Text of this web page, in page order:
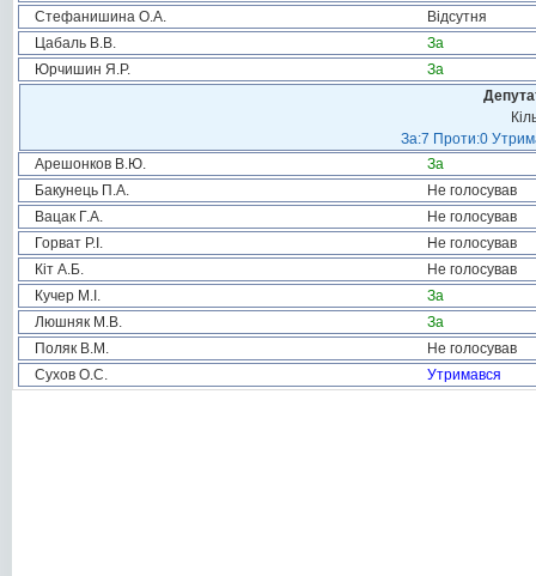
Стефанишина О.А.
Відсутня
Цабаль В.В.
За
Юрчишин Я.Р.
За
За:7 Проти:0
Арешонков В.Ю.
За
Бакунець П.А.
Не голосував
Вацак Г.А.
Не голосував
Горват Р.І.
Не голосував
Кіт А.Б.
Не голосував
Кучер М.І.
За
Люшняк М.В.
За
Поляк В.М.
Не голосував
Сухов О.С.
Утримався